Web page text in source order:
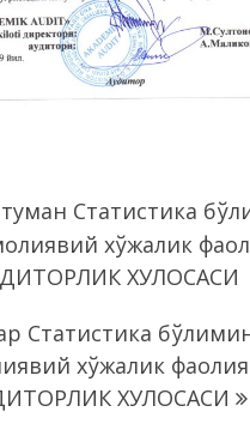
Статистика
хўжалик
ХУЛОСАСИ
Статистика
хўжалик
ХУЛОСАСИ